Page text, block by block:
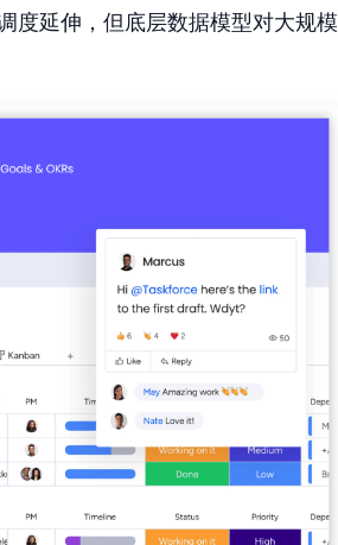
延伸，但底层数据模型对大规模